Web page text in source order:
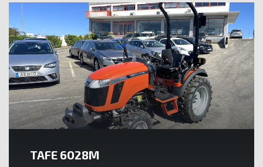
TAFE 6028M